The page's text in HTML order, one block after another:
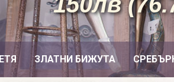
ЗЛАТНИ БИЖУТА